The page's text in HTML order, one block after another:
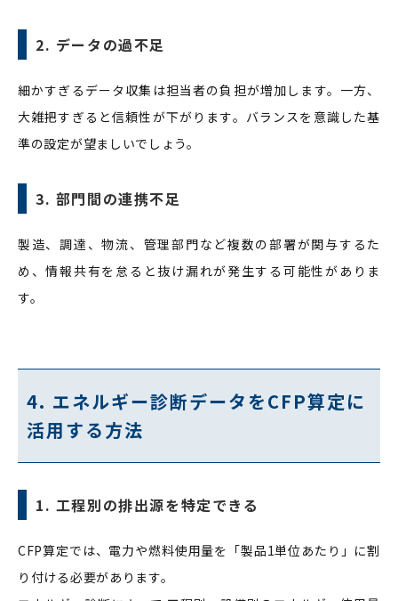
2. データの過不足
細かすぎるデータ収集は担当者の負担が増加します。一方、
大雑把すぎると信頼性が下がります。バランスを意識した基
準の設定が望ましいでしょう。
3. 部門間の連携不足
製造、調達、物流、管理部門など複数の部署が関与するた
め、情報共有を怠ると抜け漏れが発生する可能性がありま
す。
4. エネルギー診断データをCFP算定に
活用する方法
1. 工程別の排出源を特定できる
CFP算定では、電力や燃料使用量を「製品1単位あたり」に割
り付ける必要があります。